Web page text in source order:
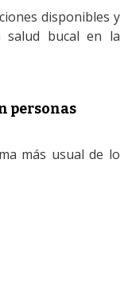
disponibles y
salud bucal en la
personas
más usual de lo